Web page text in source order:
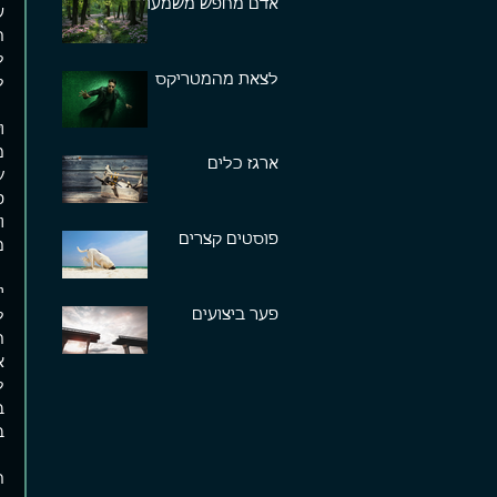
אדם מחפש משמעות
לצאת מהמטריקס
ארגז כלים
פוסטים קצרים
פער ביצועים